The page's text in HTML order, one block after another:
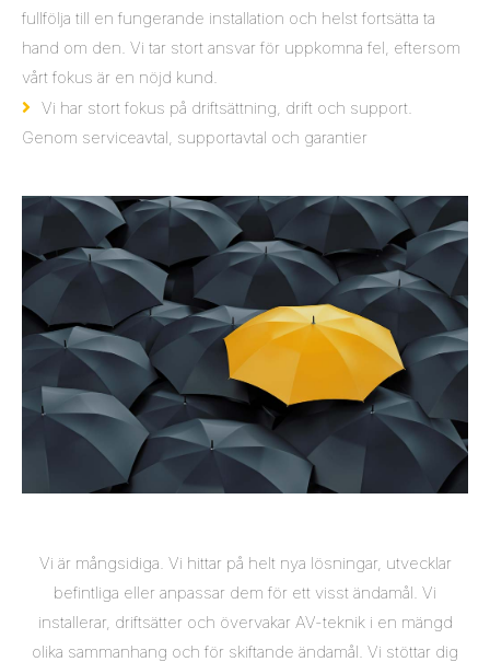
fullfölja till en fungerande installation och helst fortsätta ta
hand om den. Vi tar stort ansvar för uppkomna fel, eftersom
vårt fokus är en nöjd kund.
Vi har stort fokus på driftsättning, drift och support.
Genom serviceavtal, supportavtal och garantier
Vi är mångsidiga. Vi hittar på helt nya lösningar, utvecklar
befintliga eller anpassar dem för ett visst ändamål. Vi
installerar, driftsätter och övervakar AV-teknik i en mängd
olika sammanhang och för skiftande ändamål. Vi stöttar dig